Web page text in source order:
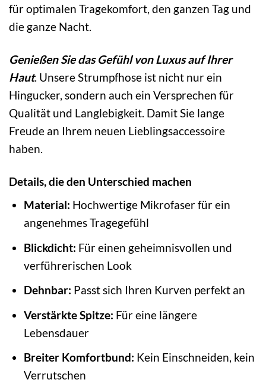
für optimalen Tragekomfort, den ganzen Tag und
die ganze Nacht.
Genießen Sie das Gefühl von Luxus auf Ihrer
Haut. Unsere Strumpfhose ist nicht nur ein
Hingucker, sondern auch ein Versprechen für
Qualität und Langlebigkeit. Damit Sie lange
Freude an Ihrem neuen Lieblingsaccessoire
haben.
Details, die den Unterschied machen
Material: Hochwertige Mikrofaser für ein
angenehmes Tragegefühl
Blickdicht: Für einen geheimnisvollen und
verführerischen Look
Dehnbar: Passt sich Ihren Kurven perfekt an
Verstärkte Spitze: Für eine längere
Lebensdauer
Breiter Komfortbund: Kein Einschneiden, kein
Verrutschen